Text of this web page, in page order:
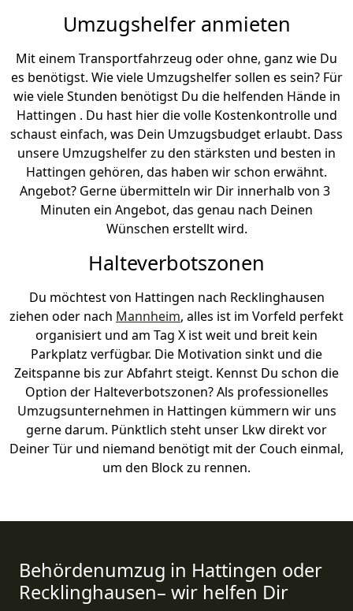
Umzugshelfer anmieten
Mit einem Transportfahrzeug oder ohne, ganz wie Du
es benötigst. Wie viele Umzugshelfer sollen es sein? Für
wie viele Stunden benötigst Du die helfenden Hände in
Hattingen . Du hast hier die volle Kostenkontrolle und
schaust einfach, was Dein Umzugsbudget erlaubt. Dass
unsere Umzugshelfer zu den stärksten und besten in
Hattingen gehören, das haben wir schon erwähnt.
Angebot? Gerne übermitteln wir Dir innerhalb von 3
Minuten ein Angebot, das genau nach Deinen
Wünschen erstellt wird.
Halteverbotszonen
Du möchtest von Hattingen nach Recklinghausen
ziehen oder nach Mannheim, alles ist im Vorfeld perfekt
organisiert und am Tag X ist weit und breit kein
Parkplatz verfügbar. Die Motivation sinkt und die
Zeitspanne bis zur Abfahrt steigt. Kennst Du schon die
Option der Halteverbotszonen? Als professionelles
Umzugsunternehmen in Hattingen kümmern wir uns
gerne darum. Pünktlich steht unser Lkw direkt vor
Deiner Tür und niemand benötigt mit der Couch einmal,
um den Block zu rennen.
Behördenumzug in Hattingen oder
Recklinghausen– wir helfen Dir